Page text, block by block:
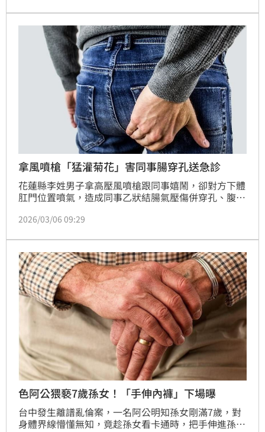
拿風噴槍「猛灌菊花」害同事腸穿孔送急診
花蓮縣李姓男子拿高壓風噴槍跟同事嬉鬧，卻對方下體
肛門位置噴氣，造成同事乙狀結腸氣壓傷併穿孔、腹膜
臉提告，拒絕和解，法院審理後，將李男依傷害罪，處
2026/03/06 09:29
色阿公猥褻7歲孫女！「手伸內褲」下場曝
台中發生離譜亂倫案，一名阿公明知孫女剛滿7歲，對
身體界線懵懂無知，竟趁孫女看卡通時，把手伸進孫女